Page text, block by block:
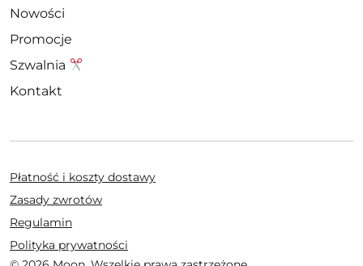
Nowości
Promocje
Szwalnia
Kontakt
Płatność i koszty dostawy
Zasady zwrotów
Regulamin
Polityka prywatności